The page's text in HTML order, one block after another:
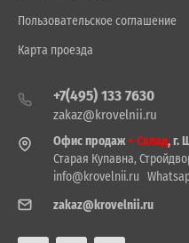
Пользовательское соглашение
Карта проезда
+7(495) 133 7630
zakaz@krovelnii.ru
Офис продаж+ Склад, г.
Старая Купавна,
info@krovelnii.ru
zakaz@krovelnii.ru